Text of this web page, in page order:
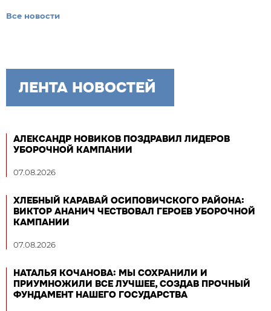
Все новости
ЛЕНТА НОВОСТЕЙ
АЛЕКСАНДР НОВИКОВ ПОЗДРАВИЛ ЛИДЕРОВ
УБОРОЧНОЙ КАМПАНИИ
07.08.2026
ХЛЕБНЫЙ КАРАВАЙ ОСИПОВИЧСКОГО РАЙОНА:
ВИКТОР АНАНИЧ ЧЕСТВОВАЛ ГЕРОЕВ УБОРОЧНОЙ
КАМПАНИИ
07.08.2026
НАТАЛЬЯ КОЧАНОВА: МЫ СОХРАНИЛИ И
ПРИУМНОЖИЛИ ВСЕ ЛУЧШЕЕ, СОЗДАВ ПРОЧНЫЙ
ФУНДАМЕНТ НАШЕГО ГОСУДАРСТВА